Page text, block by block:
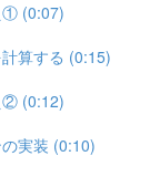
① (0:07)
算する (0:15)
② (0:12)
実装 (0:10)